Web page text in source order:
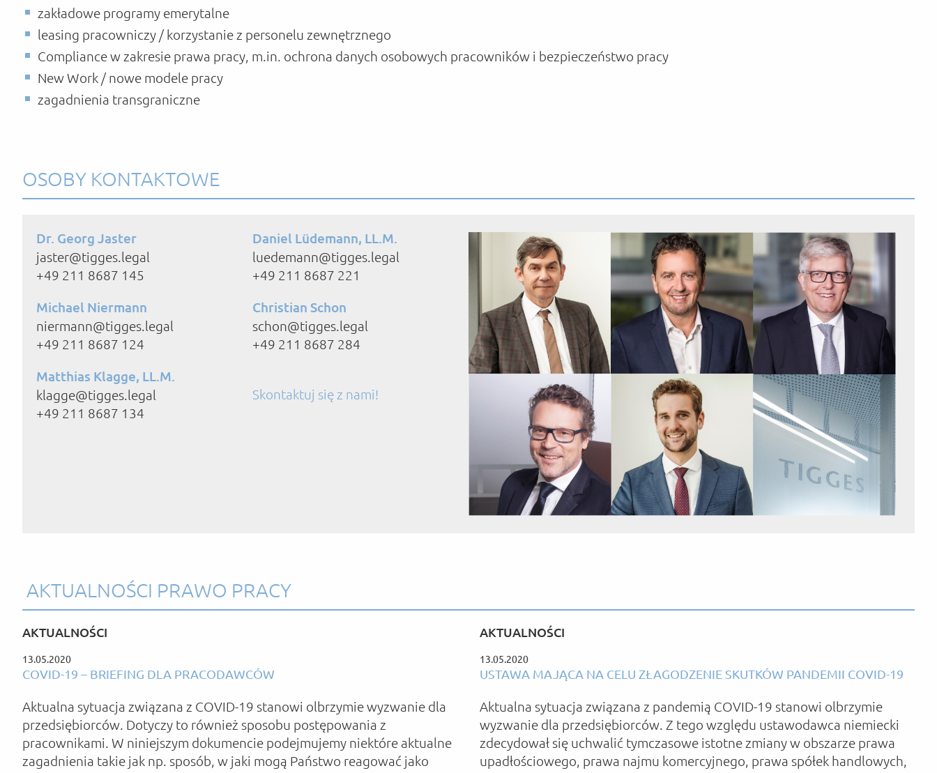
zakładowe programy emerytalne
leasing pracowniczy / korzystanie z personelu zewnętrznego
Compliance w zakresie prawa pracy, m.in. ochrona danych osobowych pracowników i bezpieczeństwo pracy
New Work / nowe modele pracy
zagadnienia transgraniczne
OSOBY KONTAKTOWE
Dr. Georg Jaster
jaster@tigges.legal
+49 211 8687 145
Michael Niermann
niermann@tigges.legal
+49 211 8687 124
Matthias Klagge, LL.M.
klagge@tigges.legal
+49 211 8687 134
Daniel Lüdemann, LL.M.
luedemann@tigges.legal
+49 211 8687 221
Christian Schon
schon@tigges.legal
+49 211 8687 284
Skontaktuj się z nami!
AKTUALNOŚCI PRAWO PRACY
AKTUALNOŚCI
13.05.2020
COVID-19 – BRIEFING DLA PRACODAWCÓW
Aktualna sytuacja związana z COVID-19 stanowi olbrzymie wyzwanie dla
przedsiębiorców. Dotyczy to również sposobu postępowania z
pracownikami. W niniejszym dokumencie podejmujemy niektóre aktualne
zagadnienia takie jak np. sposób, w jaki mogą Państwo reagować jako
AKTUALNOŚCI
13.05.2020
USTAWA MAJĄCA NA CELU ZŁAGODZENIE SKUTKÓW PANDEMII COVID-19
Aktualna sytuacja związana z pandemią COVID-19 stanowi olbrzymie
wyzwanie dla przedsiębiorców. Z tego względu ustawodawca niemiecki
zdecydował się uchwalić tymczasowe istotne zmiany w obszarze prawa
upadłościowego, prawa najmu komercyjnego, prawa spółek handlowych,